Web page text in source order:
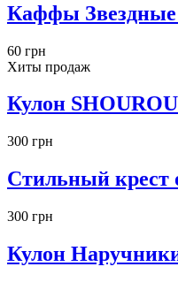
Каффы
60 грн
Хиты продаж
Кулон
300 грн
Стильный крест
300 грн
Кулон